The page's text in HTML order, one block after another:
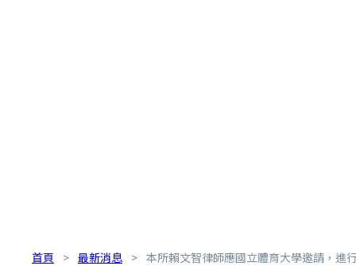
首頁 > 最新消息 > 本所賴文智律師應國立體育大學邀請，進